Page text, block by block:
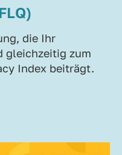
die Ihr
gleichzeitig zum
Index beiträgt.